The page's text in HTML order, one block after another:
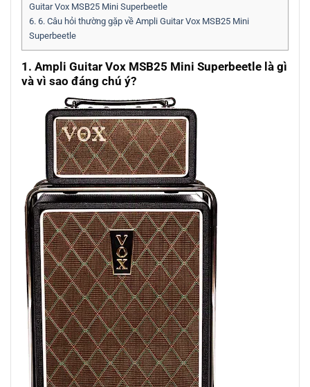
Guitar Vox MSB25 Mini Superbeetle
6. 6. Câu hỏi thường gặp về Ampli Guitar Vox MSB25 Mini
Superbeetle
1. Ampli Guitar Vox MSB25 Mini Superbeetle là gì
và vì sao đáng chú ý?